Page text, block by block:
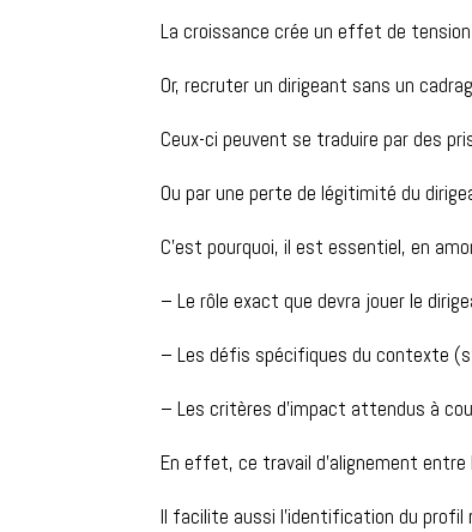
La croissance crée un effet de
Or, recruter un dirigeant sans un
Ceux-ci peuvent se traduire par des
Ou par une perte de légitimité du
C’est pourquoi, il est essentiel, en
– Le rôle exact que devra jouer le
– Les défis spécifiques du contexte
– Les critères d’impact attendus à
En effet, ce travail d’alignement
Il facilite aussi l’identification du